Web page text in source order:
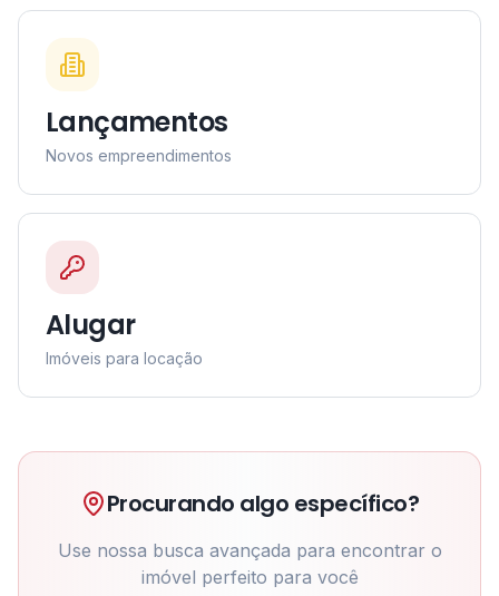
Lançamentos
Novos empreendimentos
Alugar
Imóveis para locação
Procurando algo específico?
Use nossa busca avançada para encontrar o
imóvel perfeito para você